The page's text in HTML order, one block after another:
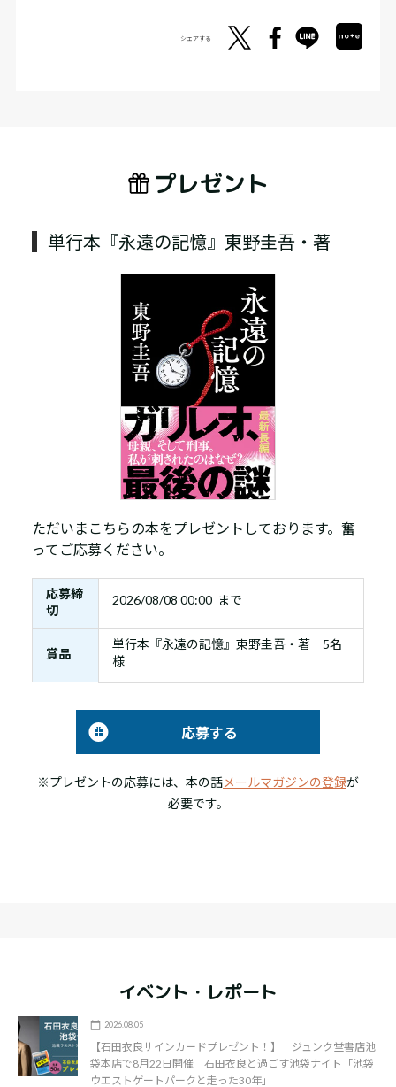
シェアする
プレゼント
単行本『永遠の記憶』東野圭吾・著
ただいまこちらの本をプレゼントしております。奮
ってご応募ください。
応募締
切
2026/08/08 00:00 まで
賞品
単行本『永遠の記憶』東野圭吾・著 5名
様
応募する
※プレゼントの応募には、本の話メールマガジンの登録が
必要です。
イベント・レポート
2026.08.05
【石田衣良サインカードプレゼント！】 ジュンク堂書店池
袋本店で8月22日開催 石田衣良と過ごす池袋ナイト「池袋
ウエストゲートパークと走った30年」